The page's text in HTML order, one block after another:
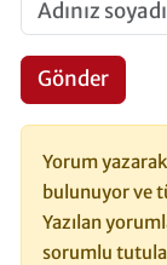
Gönder
Yorum yazarak
bulunuyor ve
Yazılan
sorumlu